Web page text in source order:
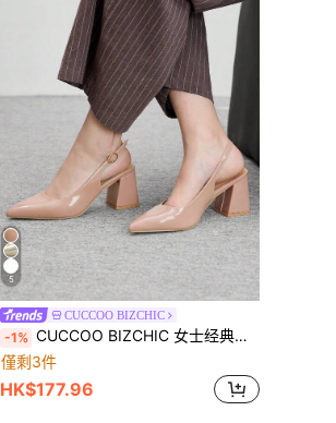
5
CUCCOO BIZCHIC
-1% CUCCOO BIZCHIC 女士经典简约粗跟鞋，莲藕色，适合通勤、约会、派对、度假、婚礼等场合。
僅剩3件
HK$177.96